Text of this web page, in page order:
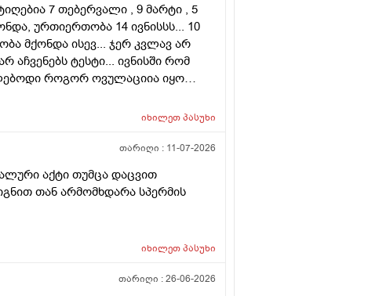
7 თებერვალი , 9 მარტი , 5
ურთიერთობა 14 ივნისსს... 10
მქონდა ისევ... ჯერ კვლავ არ
აჩვენებს ტესტი... ივნისში რომ
როგორ ოვულაციია იყო
იხილეთპასუხი
თარიღი : 11-07-2026
აქტი თუმცა დაცვით
თან არმომხდარა სპერმის
იხილეთპასუხი
თარიღი :26-06-2026